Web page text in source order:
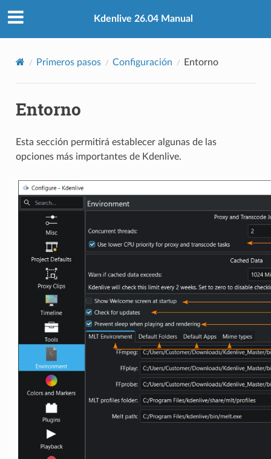
Kdenlive 26.04 Manual
Primeros pasos Configuración Entorno
Entorno
Esta sección permitirá establecer algunas de las
opciones más importantes de Kdenlive.